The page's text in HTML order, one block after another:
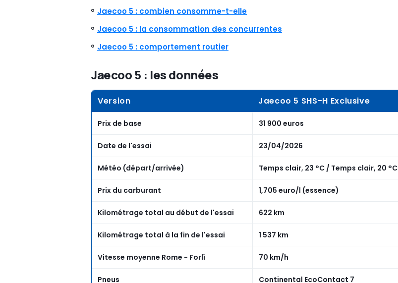
Jaecoo 5 : combien consomme-t-elle
Jaecoo 5 : la consommation des concurrentes
Jaecoo 5 : comportement routier
Jaecoo 5 : les données
Version Jaecoo 5 SHS-H Exclusive
Prix de base 31 900 euros
Date de l'essai 23/04/2026
Météo (départ/arrivée) Temps clair, 23 °C / Temps clair, 20 °C
Prix du carburant 1,705 euro/l (essence)
Kilométrage total au début de l'essai 622 km
Kilométrage total à la fin de l'essai 1 537 km
Vitesse moyenne Rome - Forlì 70 km/h
Pneus
Continental EcoContact 7